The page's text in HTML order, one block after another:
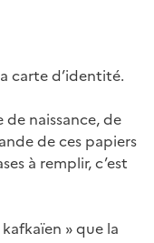
carte d’identité.
naissance, de
de ces papiers
à remplir, c’est
» que la